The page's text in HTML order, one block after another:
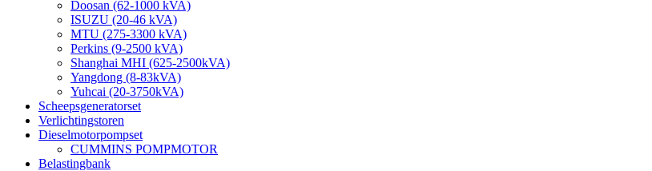
Doosan (62-1000 kVA)
ISUZU (20-46 kVA)
MTU (275-3300 kVA)
Perkins (9-2500 kVA)
Shanghai MHI (625-2500kVA)
Yangdong (8-83kVA)
Yuhcai (20-3750kVA)
Scheepsgeneratorset
Verlichtingstoren
Dieselmotorpompset
CUMMINS POMPMOTOR
Belastingbank